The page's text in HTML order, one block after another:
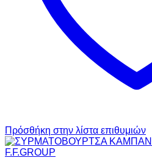
Πρόσθήκη στην λίστα επιθυμιών